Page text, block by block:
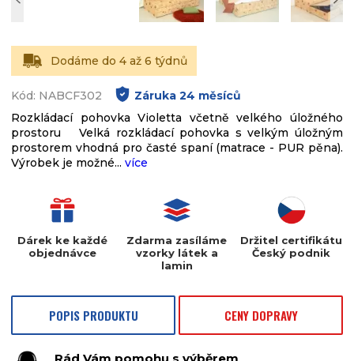
Dodáme do 4 až 6 týdnů
Kód: NABCF302 Záruka 24 měsíců
Rozkládací pohovka Violetta včetně velkého úložného
prostoru Velká rozkládací pohovka s velkým úložným
prostorem vhodná pro časté spaní (matrace - PUR pěna).
Výrobek je možné... více
Dárek ke každé
objednávce
Zdarma zasíláme
vzorky látek a
lamin
Držitel certifikátu
Český podnik
POPIS PRODUKTU CENY DOPRAVY
Rád Vám pomohu s výběrem